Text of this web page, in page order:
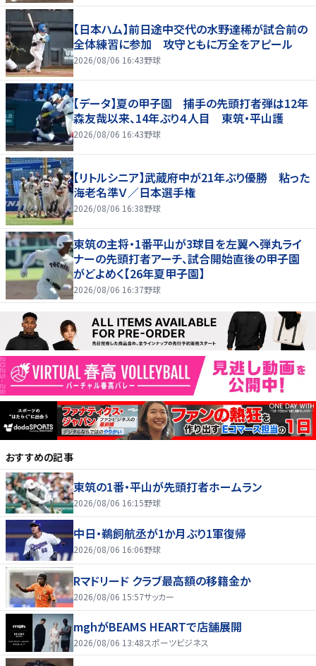
【日本ハム】前日途中交代の水野達稀が試合前の
全体練習に参加 攻守ともに万全をアピール
2026/08/06 16:43野球
【データ】夏の甲子園 捕手の先頭打者弾は12年
森友哉以来、14年ぶり４人目 東筑・平山護
2026/08/06 16:43野球
【リトルシニア】武蔵府中が21年ぶり優勝 粘った
海老名準Ｖ／日本選手権
2026/08/06 16:38野球
東筑の主将・1番平山が3球目を左翼へ弾丸ライ
ナーの先頭打者アーチ、試合開始直後の甲子園
がどよめく【26年夏甲子園】
2026/08/06 16:37野球
おすすめの記事
東筑の1番・平山が先頭打者ホームラン
2026/08/06 16:15野球
中日・鵜飼航丞が1か月ぶり1軍復帰
2026/08/06 16:06野球
Rマドリード クラブ最高額の移籍金か
2026/08/06 15:57サッカー
mghがBEAMS HEARTで店舗展開
2026/08/06 13:48スポーツビジネス